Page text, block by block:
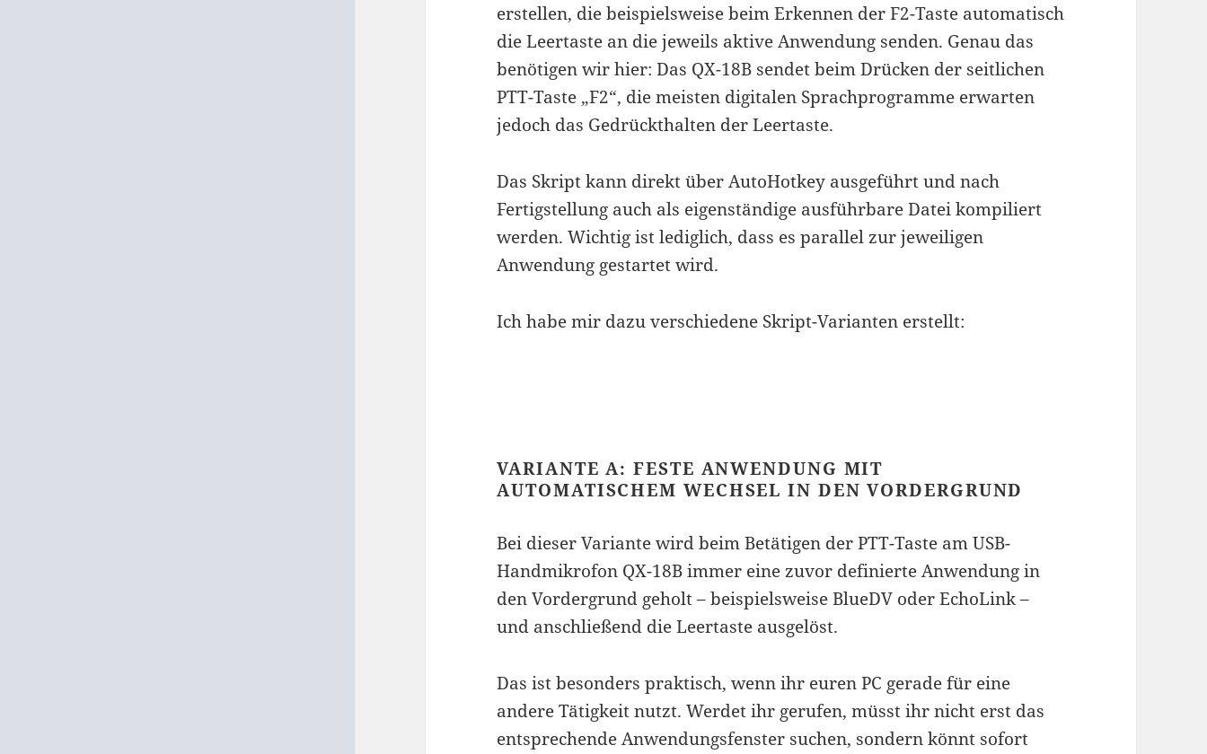
erstellen, die beispielsweise beim Erkennen der F2-Taste automatisch
die Leertaste an die jeweils aktive Anwendung senden. Genau das
benötigen wir hier: Das QX-18B sendet beim Drücken der seitlichen
PTT-Taste „F2“, die meisten digitalen Sprachprogramme erwarten
jedoch das Gedrückthalten der Leertaste.
Das Skript kann direkt über AutoHotkey ausgeführt und nach
Fertigstellung auch als eigenständige ausführbare Datei kompiliert
werden. Wichtig ist lediglich, dass es parallel zur jeweiligen
Anwendung gestartet wird.
Ich habe mir dazu verschiedene Skript-Varianten erstellt:
VARIANTE A: FESTE ANWENDUNG MIT
AUTOMATISCHEM WECHSEL IN DEN VORDERGRUND
Bei dieser Variante wird beim Betätigen der PTT-Taste am USB-
Handmikrofon QX-18B immer eine zuvor definierte Anwendung in
den Vordergrund geholt – beispielsweise BlueDV oder EchoLink –
und anschließend die Leertaste ausgelöst.
Das ist besonders praktisch, wenn ihr euren PC gerade für eine
andere Tätigkeit nutzt. Werdet ihr gerufen, müsst ihr nicht erst das
entsprechende Anwendungsfenster suchen, sondern könnt sofort